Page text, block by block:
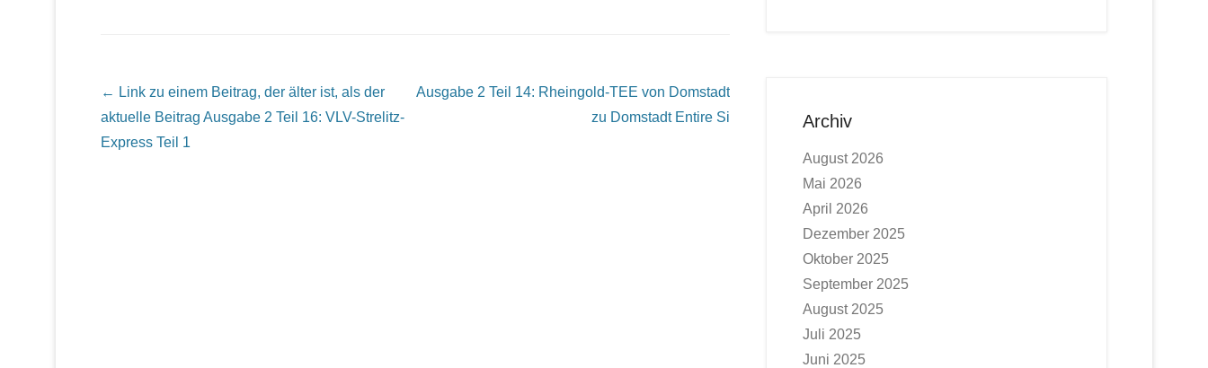
Beitrags Übersicht
← Link zu einem Beitrag, der älter ist, als der
aktuelle Beitrag Ausgabe 2 Teil 16: VLV-Strelitz-
Express Teil 1
Ausgabe 2 Teil 14: Rheingold-TEE von Domstadt
zu Domstadt Entire Si Archiv
August 2026
Mai 2026
April 2026
Dezember 2025
Oktober 2025
September 2025
August 2025
Juli 2025
Juni 2025